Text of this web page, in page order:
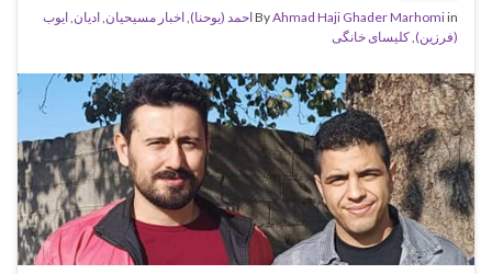
ByAhmad Haji Ghader Marhomiin احمد (یوحنا) اخبار مسیحیان ادیان ایوب
(فرزین) کلیسای خانگی